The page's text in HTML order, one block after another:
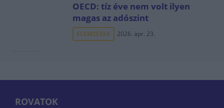
OECD: tíz éve nem volt ilyen
magas az adószint
ELEMZÉSEK 2026. ápr. 23.
ROVATOK